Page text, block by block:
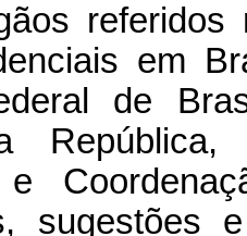
em
de
e
sugestões